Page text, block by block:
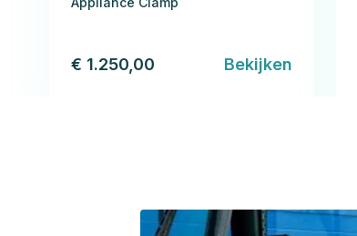
€ 1.250,00 Bekijken